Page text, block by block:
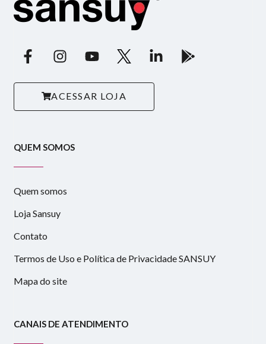
ACESSAR LOJA
QUEM SOMOS
Quem somos
Loja Sansuy
Contato
Termos de Uso e Política de Privacidade SANSUY
Mapa do site
CANAIS DE ATENDIMENTO